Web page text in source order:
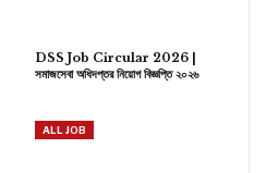
DSS Job Circular 2026 |
সমাজসেবা অধিদপ্তর নিয়োগ বিজ্ঞপ্তি ২০২৬
ALL JOB